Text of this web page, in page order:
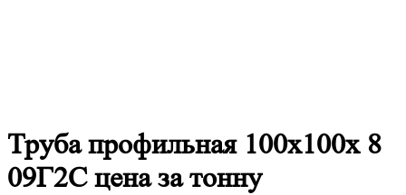
Трубапрофильная 100х100х 8
09Г2С цена за тонну